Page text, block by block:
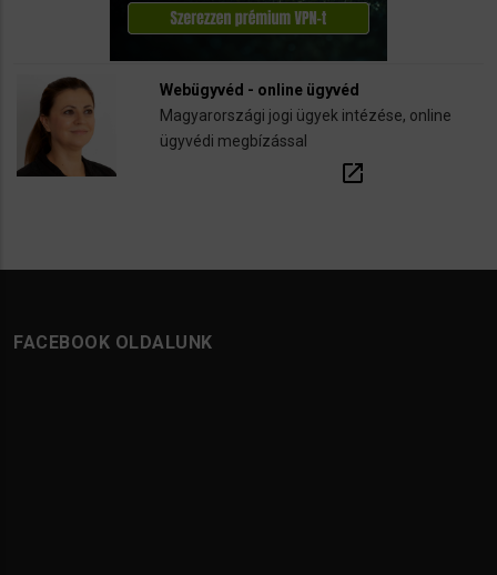
Webügyvéd - online ügyvéd
Magyarországi jogi ügyek intézése, online
ügyvédi megbízással
open_in_new
FACEBOOK OLDALUNK